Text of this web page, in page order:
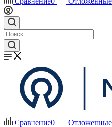
Сравнение0 Отложенные